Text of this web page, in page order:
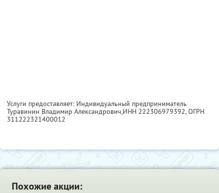
Услуги предоставляет: Индивидуальный предприниматель
Туравинин Владимир Александрович,ИНН 222306979392, ОГРН
311222321400012
Похожие акции: